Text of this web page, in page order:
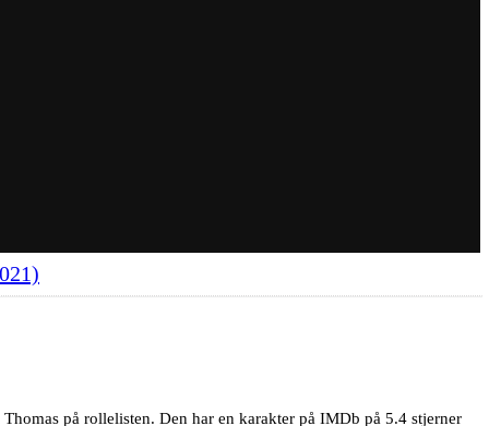
på rollelisten. Den har en karakter på IMDb på 5.4 stjerner